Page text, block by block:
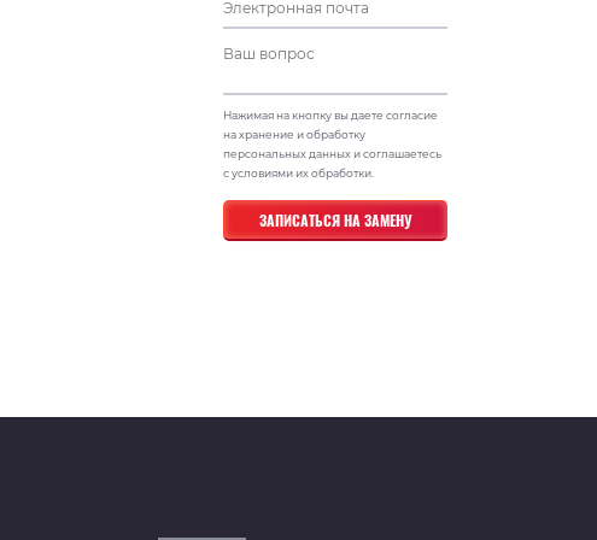
Нажимая на кнопку вы даете согласие
на хранение и обработку
персональных данных и соглашаетесь
с условиями их обработки.